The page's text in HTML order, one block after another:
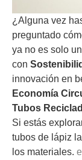
¿Alguna vez
preguntado
ya no es solo
con
innovación en
Economía
Tubos
Si estás
tubos de lápiz
los materiales.